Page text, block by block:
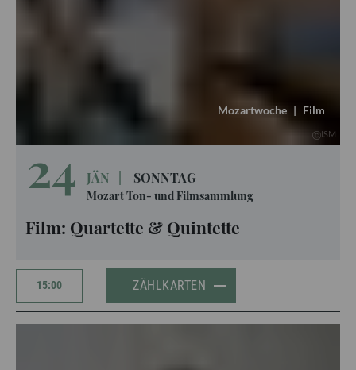
Mozartwoche | Film
ISM
24 JÄN SONNTAG
Mozart Ton- und Filmsammlung
Film: Quartette & Quintette
15:00 ZÄHLKARTEN